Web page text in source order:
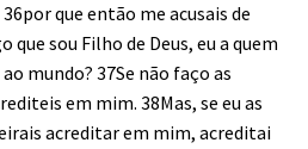
que então me acusais de
que sou Filho de Deus, eu a quem
mundo? 37Se não faço as
em mim. 38Mas, se eu as
acreditar em mim, acreditai